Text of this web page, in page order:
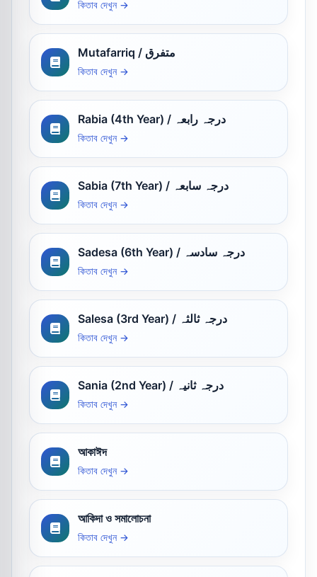
কিতাব দেখুন →
Mutafarriq / متفرق
কিতাব দেখুন →
Rabia (4th Year) / درجہ رابعہ
কিতাব দেখুন →
Sabia (7th Year) / درجہ سابعہ
কিতাব দেখুন →
Sadesa (6th Year) / درجہ سادسہ
কিতাব দেখুন →
Salesa (3rd Year) / درجہ ثالثہ
কিতাব দেখুন →
Sania (2nd Year) / درجہ ثانیہ
কিতাব দেখুন →
আকাঈদ
কিতাব দেখুন →
আকিদা ও সমালোচনা
কিতাব দেখুন →